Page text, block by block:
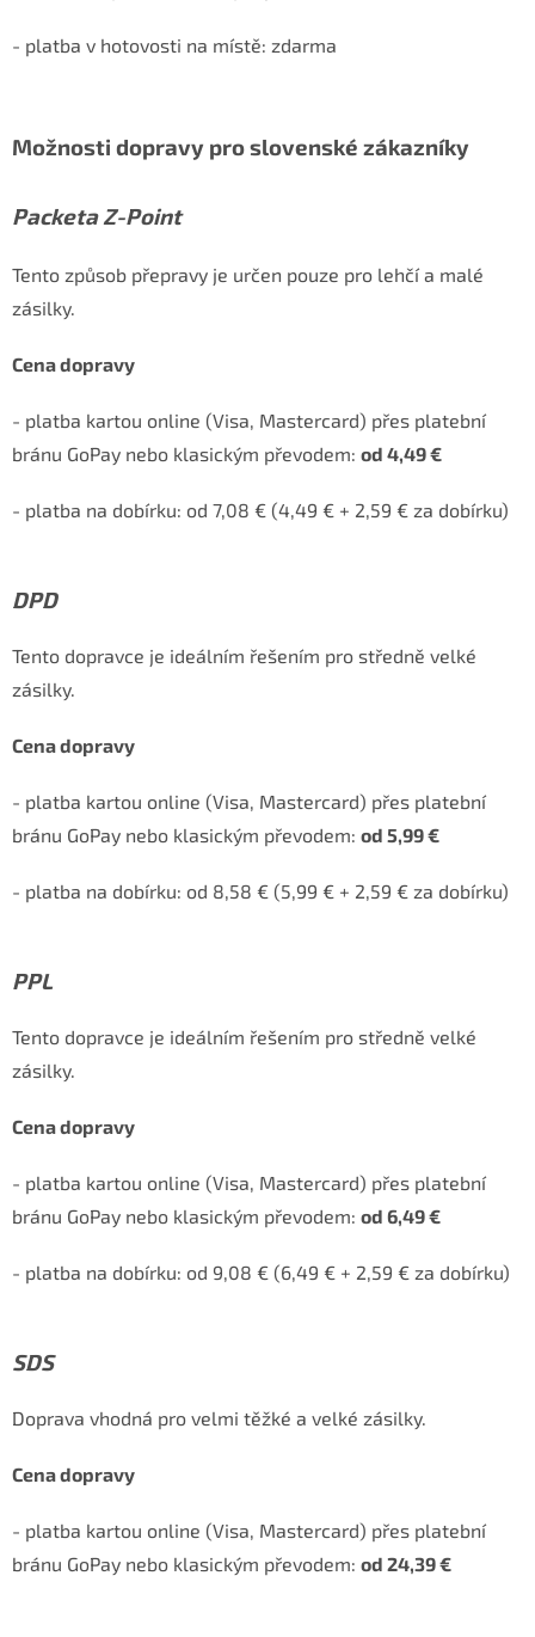
- platba v hotovosti na místě: zdarma
Možnosti dopravy pro slovenské zákazníky
Packeta Z-Point
Tento způsob přepravy je určen pouze pro lehčí a malé
zásilky.
Cena dopravy
- platba kartou online (Visa, Mastercard) přes platební
bránu GoPay nebo klasickým převodem: od 4,49 €
- platba na dobírku: od 7,08 € (4,49 € + 2,59 € za dobírku)
DPD
Tento dopravce je ideálním řešením pro středně velké
zásilky.
Cena dopravy
- platba kartou online (Visa, Mastercard) přes platební
bránu GoPay nebo klasickým převodem: od 5,99 €
- platba na dobírku: od 8,58 € (5,99 € + 2,59 € za dobírku)
PPL
Tento dopravce je ideálním řešením pro středně velké
zásilky.
Cena dopravy
- platba kartou online (Visa, Mastercard) přes platební
bránu GoPay nebo klasickým převodem: od 6,49 €
- platba na dobírku: od 9,08 € (6,49 € + 2,59 € za dobírku)
SDS
Doprava vhodná pro velmi těžké a velké zásilky.
Cena dopravy
- platba kartou online (Visa, Mastercard) přes platební
bránu GoPay nebo klasickým převodem: od 24,39 €